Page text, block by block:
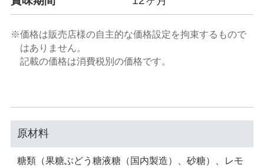
※価格は販売店様の自主的な価格設定を拘束するもので
はありません。
記載の価格は消費税別の価格です。
原材料
糖類（果糖ぶどう糖液糖（国内製造）、砂糖）、レモ